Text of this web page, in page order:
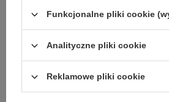
GŁÓWNE PARAMETRY
OPINIE (0)
Potrzebujesz pomocy? Masz
Funkcjonalne pliki cookie
Analityczne pliki cookie
Reklamowe pliki cookie